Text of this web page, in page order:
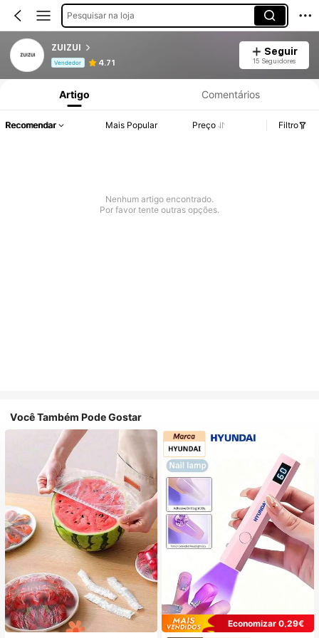
Pesquisar na loja
ZUIZUI
Vendedor 4.71
Seguir
15 Seguidores
Informações do Produto: Divulgação de Preço, Vendas e Detalhes de Stock.
Artigo Comentários
Recomendar Mais Popular Preço Filtro
Nenhum artigo encontrado.
Por favor tente outras opções.
Você Também Pode Gostar
Economizar 0,29€